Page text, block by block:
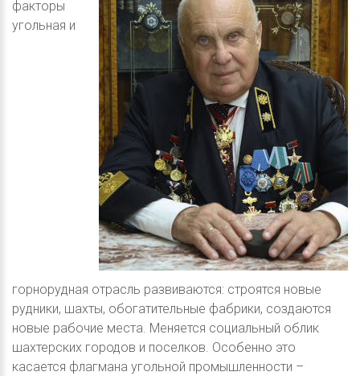
факторы
угольная и
горнорудная отрасль развиваются: строятся новые
рудники, шахты, обогатительные фабрики, создаются
новые рабочие места. Меняется социальный облик
шахтерских городов и поселков. Особенно это
касается флагмана угольной промышленности –